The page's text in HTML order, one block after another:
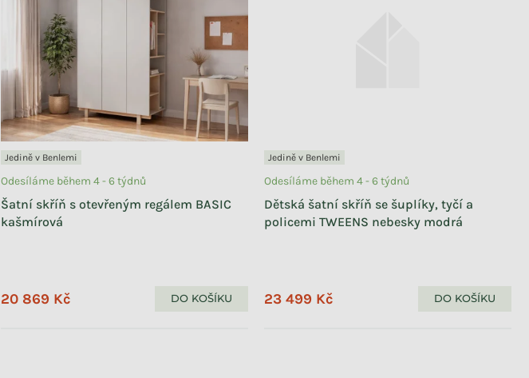
Jedině v Benlemi
Šatní skříň s otevřeným regálem BASIC
kašmírová
Odesíláme během 4 - 6 týdnů
20 869 Kč DO KOŠÍKU
Jedině v Benlemi
Dětská šatní skříň se šuplíky, tyčí a
policemi TWEENS nebesky modrá
Odesíláme během 4 - 6 týdnů
23 499 Kč DO KOŠÍKU